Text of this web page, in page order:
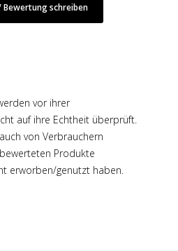
schreiben
vor ihrer
auf ihre Echtheit überprüft.
von Verbrauchern
Produkte
erworben/genutzt haben.